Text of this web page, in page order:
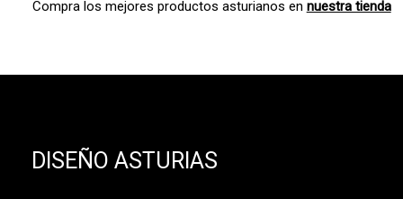
Compra los mejores productos asturianos en nuestra tienda
DISEÑO ASTURIAS